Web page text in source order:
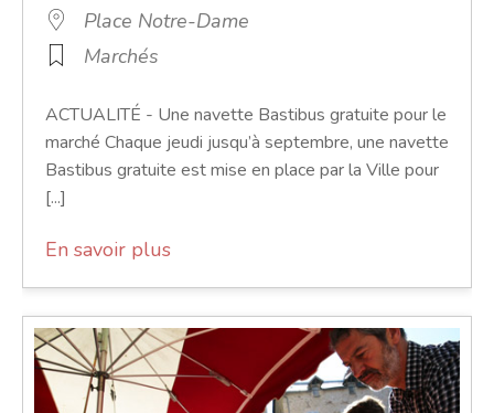
Place Notre-Dame
Marchés
ACTUALITÉ - Une navette Bastibus gratuite pour le
marché Chaque jeudi jusqu’à septembre, une navette
Bastibus gratuite est mise en place par la Ville pour
[...]
En savoir plus